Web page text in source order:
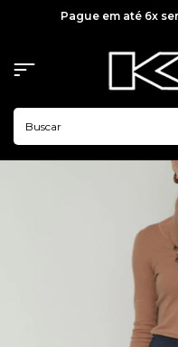
Pague em até 6x